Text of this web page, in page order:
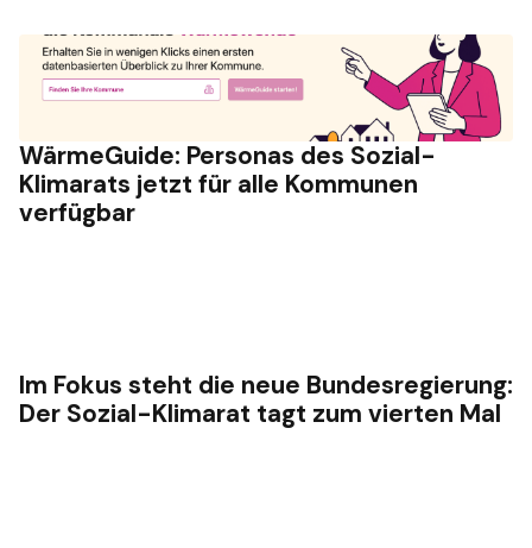
WärmeGuide: Personas des Sozial-
Klimarats jetzt für alle Kommunen
verfügbar
Im Fokus steht die neue Bundesregierung:
Der Sozial-Klimarat tagt zum vierten Mal